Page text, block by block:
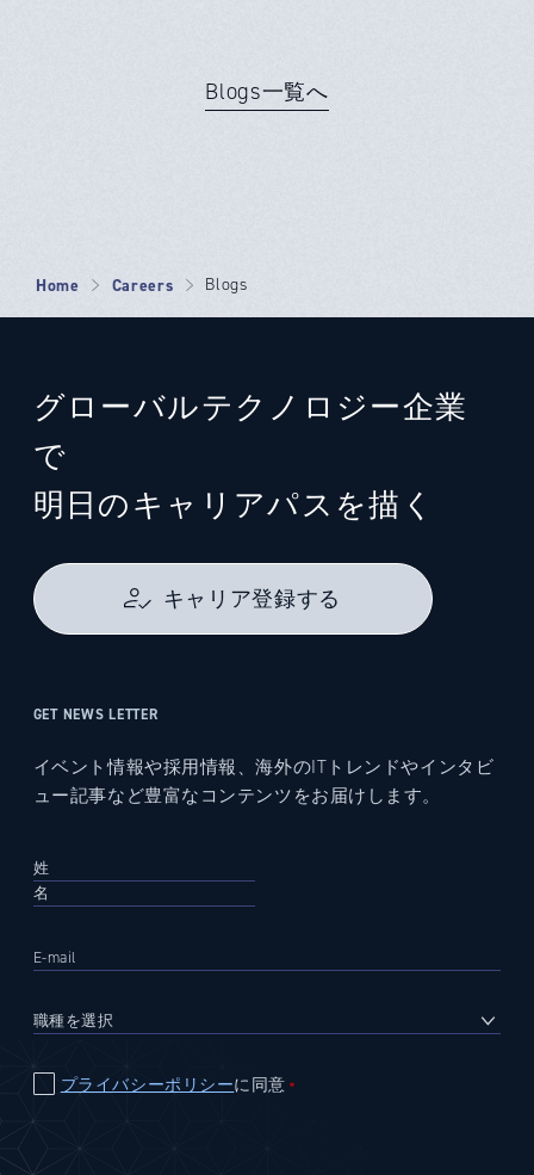
Blogs一覧へ
Home Careers Blogs
グローバルテクノロジー企業
で
明日のキャリアパスを描く
キャリア登録する
GET NEWS LETTER
イベント情報や採用情報、海外のITトレンドやインタビ
ュー記事など豊富なコンテンツをお届けします。
プライバシーポリシーに同意 ＊